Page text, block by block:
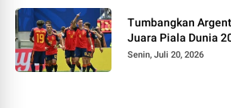
Tumbangkan
Juara Piala Dunia
Senin, Juli 20, 2026